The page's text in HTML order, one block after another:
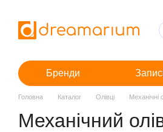
Бренди
Головна Каталог Олівці Механічні
Механічний